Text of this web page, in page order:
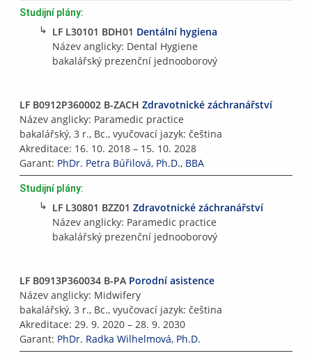
Studijní plány:
↳ LF L30101 BDH01 Dentální hygiena
Název anglicky: Dental Hygiene
bakalářský prezenční jednooborový
LF B0912P360002 B-ZACHZdravotnické záchranářství
Název anglicky: Paramedic practice
bakalářský, 3 r., Bc., vyučovací jazyk: čeština
Akreditace: 16. 10. 2018 – 15. 10. 2028
Garant: PhDr. Petra Búřilová, Ph.D., BBA
Studijní plány:
↳ LF L30801 BZZ01Zdravotnické záchranářství
Název anglicky: Paramedic practice
bakalářský prezenční jednooborový
LF B0913P360034 B-PA Porodní asistence
Název anglicky: Midwifery
bakalářský, 3 r., Bc., vyučovací jazyk: čeština
Akreditace: 29. 9. 2020 – 28. 9. 2030
Garant: PhDr. Radka Wilhelmová, Ph.D.